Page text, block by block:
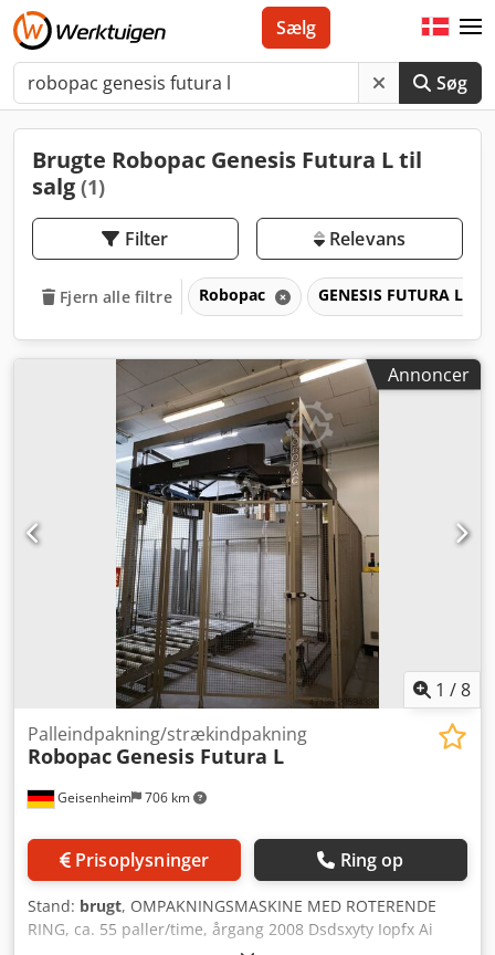
Søg
Sælg
Brugte Robopac Genesis Futura L til
salg (1)
Filter Relevans
Fjern alle filtre Robopac GENESIS FUTURA L
Annoncer
1 /8
Geisenheim 706 km
Palleindpakning/strækindpakning
Robopac Genesis Futura L
Prisoplysninger Ring op
Stand: brugt, OMPAKNINGSMASKINE MED ROTERENDE
RING, ca. 55 paller/time, årgang 2008 Dsdsxyty Iopfx Ai